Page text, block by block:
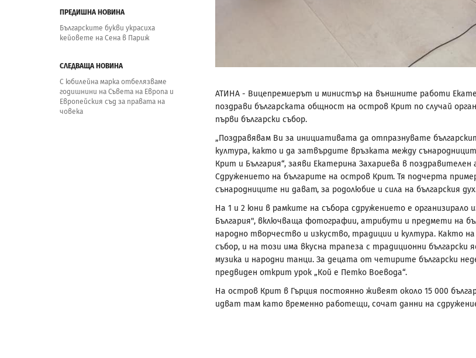
ПРЕДИШНА НОВИНА
Българските букви украсиха
кейовете на Сена в Париж
СЛЕДВАЩА НОВИНА
С юбилейна марка отбелязваме
годишнини на Съвета на Европа и
Европейския съд за правата на
човека
АТИНА - Вицепремиерът и министър на външните работи
поздрави българската общност на остров Крит по случай
първи български събор.
„Поздравявам Ви за инициативата да отпразнувате
култура, както и да затвърдите връзката между
Крит и България“, заяви Екатерина Захариева в поздравителен
Сдружението на българите на остров Крит. Тя подчерта
сънародниците ни дават, за родолюбие и сила на българския
На 1 и 2 юни в рамките на събора сдружението е организирало
България", включваща фотографии, атрибути и предмети на
народно творчество и изкуство, традиции и култура. Както на
събор, и на този има вкусна трапеза с традиционни български
музика и народни танци. За децата от четирите български
предвиден открит урок „Кой е Петко Воевода“.
На остров Крит в Гърция постоянно живеят около 15 000
идват там като временно работещи, сочат данни на